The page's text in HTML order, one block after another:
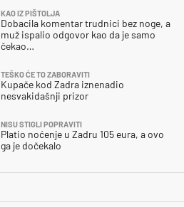
KAO IZ PIŠTOLJA
Dobacila komentar trudnici bez noge, a
muž ispalio odgovor kao da je samo
čekao…
TEŠKO ĆE TO ZABORAVITI
Kupače kod Zadra iznenadio
nesvakidašnji prizor
NISU STIGLI POPRAVITI
Platio noćenje u Zadru 105 eura, a ovo
ga je dočekalo